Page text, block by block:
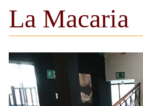
La Macaria